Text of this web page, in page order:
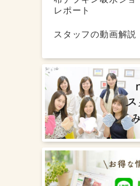
レポート
スタッフの動画解説